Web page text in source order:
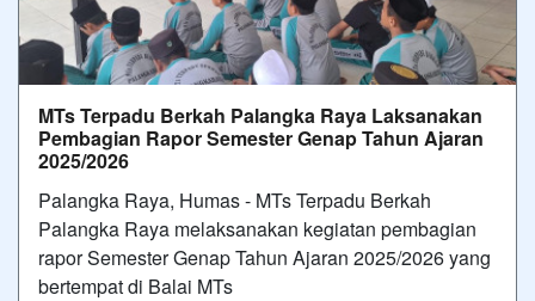
MTs Terpadu Berkah Palangka Raya Laksanakan
Pembagian Rapor Semester Genap Tahun Ajaran
2025/2026
Palangka Raya, Humas - MTs Terpadu Berkah
Palangka Raya melaksanakan kegiatan pembagian
rapor Semester Genap Tahun Ajaran 2025/2026 yang
bertempat di Balai MTs